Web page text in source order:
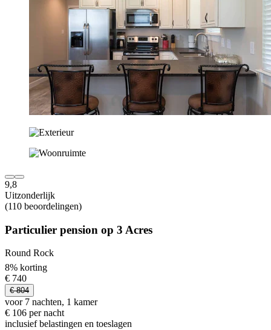
9,8
Uitzonderlijk
(110 beoordelingen)
Particulier pension op 3 Acres
Round Rock
8% korting
€ 740
€ 804
voor 7 nachten, 1 kamer
€ 106 per nacht
inclusief belastingen en toeslagen